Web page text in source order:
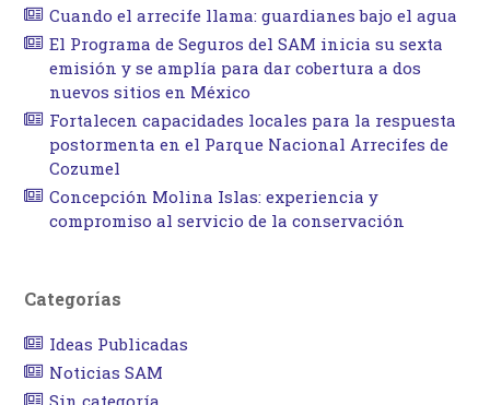
Cuando el arrecife llama: guardianes bajo el agua
El Programa de Seguros del SAM inicia su sexta
emisión y se amplía para dar cobertura a dos
nuevos sitios en México
Fortalecen capacidades locales para la respuesta
postormenta en el Parque Nacional Arrecifes de
Cozumel
Concepción Molina Islas: experiencia y
compromiso al servicio de la conservación
Categorías
Ideas Publicadas
Noticias SAM